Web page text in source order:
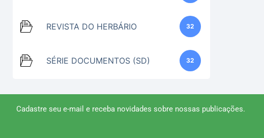
REVISTA DO HERBÁRIO 32
SÉRIE DOCUMENTOS (SD) 32
Cadastre seu e-mail e receba novidades sobre nossas publicações.